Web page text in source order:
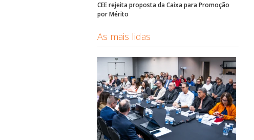
CEE rejeita proposta da Caixa para Promoção
por Mérito
As mais lidas